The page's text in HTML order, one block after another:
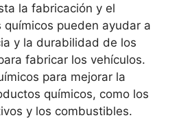
la fabricación y el
pueden ayudar a
y la durabilidad de los
fabricar los vehículos.
para mejorar la
químicos, como los
y los combustibles.